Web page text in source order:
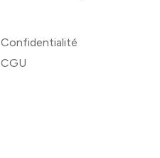
Confidentialité
CGU